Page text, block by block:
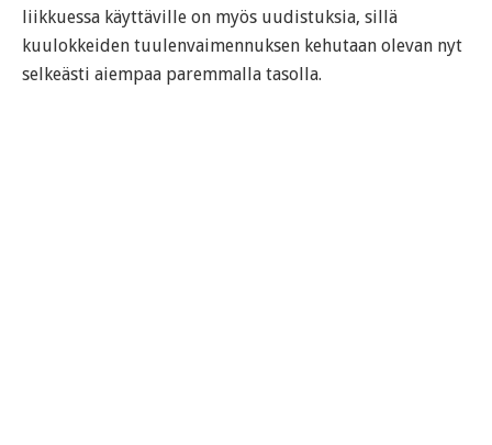
liikkuessa käyttäville on myös uudistuksia, sillä
kuulokkeiden tuulenvaimennuksen kehutaan olevan nyt
selkeästi aiempaa paremmalla tasolla.